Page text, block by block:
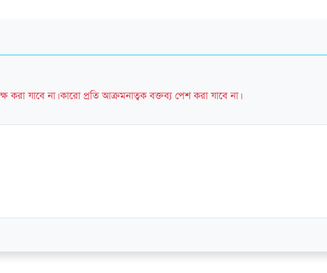
করা যাবে না। কারো প্রতি আক্রমনাত্বক বক্তব্য পেশ করা যাবে না।